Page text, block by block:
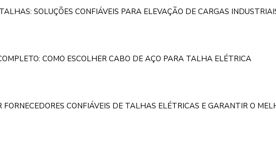
SOLUÇÕES CONFIÁVEIS PARA ELEVAÇÃO DE CARGAS
COMO ESCOLHER CABO DE AÇO PARA TALHA ELÉTRICA
CONFIÁVEIS DE TALHAS ELÉTRICAS E GARANTIR O